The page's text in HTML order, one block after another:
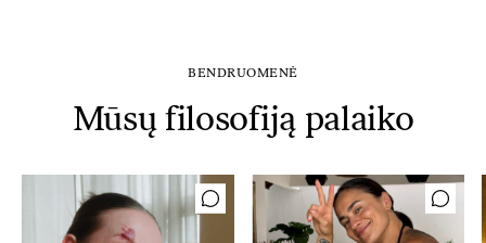
BENDRUOMENĖ
Mūsų filosofiją palaiko